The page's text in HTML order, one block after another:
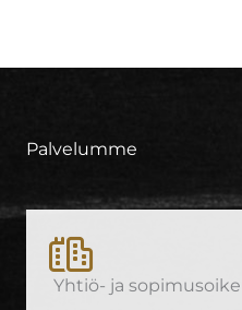
Palvelumme
Yhtiö- ja